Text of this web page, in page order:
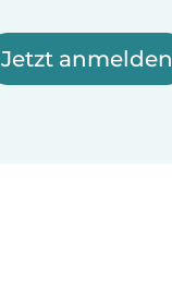
Jetzt anmelden